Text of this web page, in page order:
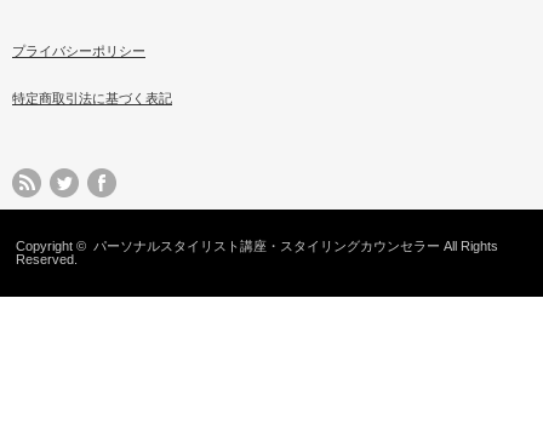
プライバシーポリシー
特定商取引法に基づく表記
Copyright © パーソナルスタイリスト講座・スタイリングカウンセラー All Rights
Reserved.